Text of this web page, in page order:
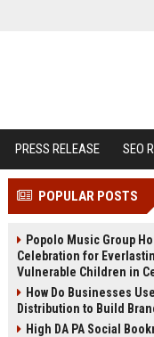
PRESS RELEASE SEO
POPULAR POSTS
Popolo Music Group
Celebration for
Vulnerable Children in
How Do Businesses
Distribution to Build
High DA PA Social